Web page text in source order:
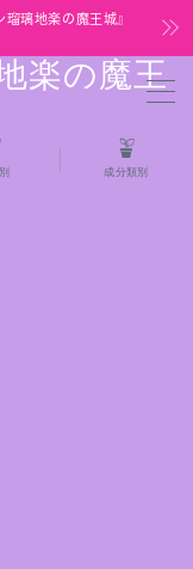
璃地楽の魔王城』
楽の魔王
成分類別